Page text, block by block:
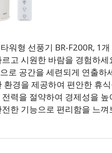
워형 선풍기 BR-F200R, 1개
고 시원한 바람을 경험하세
로 공간을 세련되게 연출하
환경을 제공하여 편안한 휴
력을 절약하여 경제성을 높
한 기능으로 편리함을 느껴